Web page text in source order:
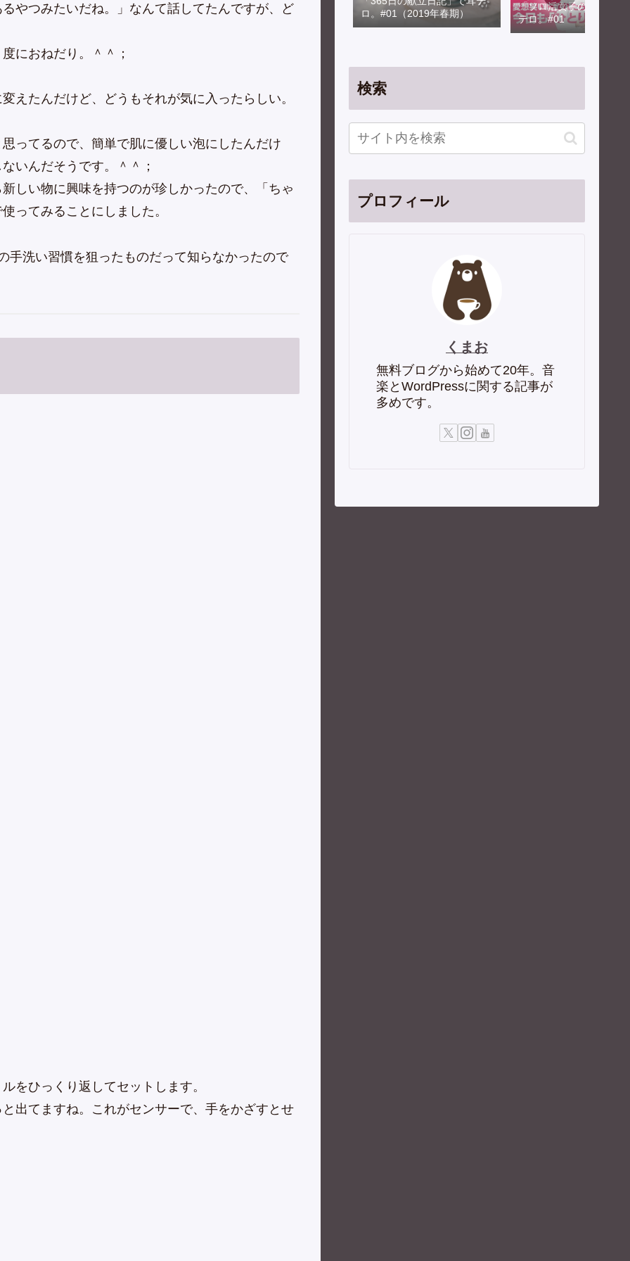
やつみたいだね。」なんて話してたんですが、ど
におねだり。＾＾；
えたんだけど、どうもそれが気に入ったらしい。
ってるので、簡単で肌に優しい泡にしたんだけ
いんだそうです。＾＾；
しい物に興味を持つのが珍しかったので、「ちゃ
ってみることにしました。
手洗い習慣を狙ったものだって知らなかったので
をひっくり返してセットします。
出てますね。これがセンサーで、手をかざすとせ
ロ。#01（2019年春期）
「ソロ活女子のススメ」
テロ。#01
検索
プロフィール
くまお
無料ブログから始めて20年。音
楽とWordPressに関する記事が
多めです。